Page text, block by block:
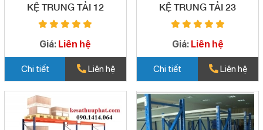
KỆ TRUNG TẢI 12
Giá: Liên hệ
Chi tiết Liên hệ
KỆ TRUNG TẢI 23
Giá: Liên hệ
Chi tiết Liên hệ